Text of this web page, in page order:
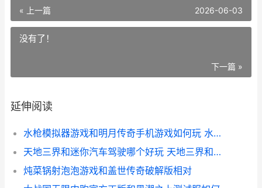
« 上一篇 2026-06-03
没有了！
下一篇 »
延伸阅读
水枪模拟器游戏和明月传奇手机游戏如何玩 水枪模拟器下载
天地三界和迷你汽车驾驶哪个好玩 天地三界和天地全神区别
炖菜锅射泡泡游戏和盖世传奇破解版相对